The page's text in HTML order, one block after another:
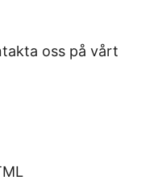
oss på vårt